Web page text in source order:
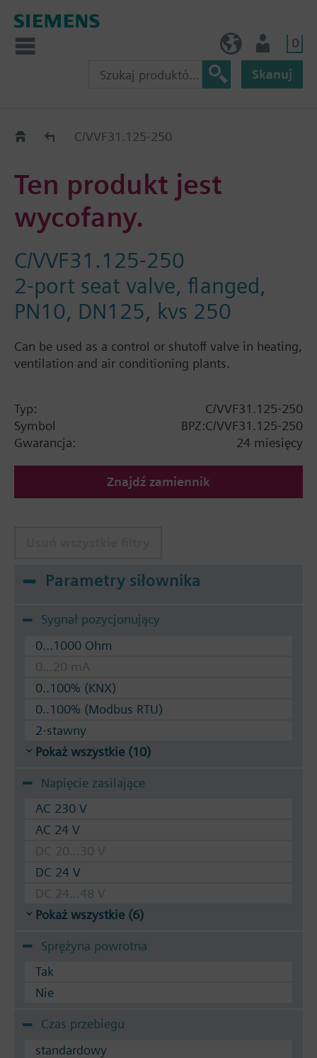
0
Skanuj
Old2NewC/VVF31.125-250
Ten produkt jest
wycofany.
C/VVF31.125-250
2-port seat valve, flanged,
PN10, DN125, kvs 250
Can be used as a control or shutoff valve in heating,
ventilation and air conditioning plants.
Typ:
C/VVF31.125-250
Symbol
BPZ:C/VVF31.125-250
Gwarancja:
24 miesięcy
Znajdź zamiennik
Parametry siłownika
Sygnał pozycjonujący
0...1000 Ohm
0...20 mA
0..100% (KNX)
0..100% (Modbus RTU)
2-stawny
Pokaż wszystkie (10)
Napięcie zasilające
AC 230 V
AC 24 V
DC 20...30 V
DC 24 V
DC 24...48 V
Pokaż wszystkie (6)
Sprężyna powrotna
Tak
Nie
Czas przebiegu
standardowy